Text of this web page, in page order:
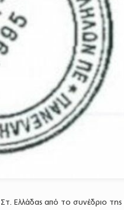
Στ. Ελλάδας από το συνέδριο